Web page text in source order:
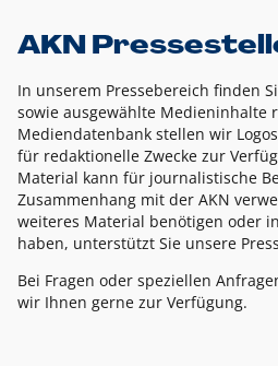
AKN
In unserem Pressebereich finden
sowie ausgewählte Medieninhalte
Mediendatenbank stellen wir
für redaktionelle Zwecke zur
Material kann für journalistische
Zusammenhang mit der AKN
weiteres Material benötigen oder
haben, unterstützt Sie unsere
Bei Fragen oder speziellen
wir Ihnen gerne zur Verfügung.